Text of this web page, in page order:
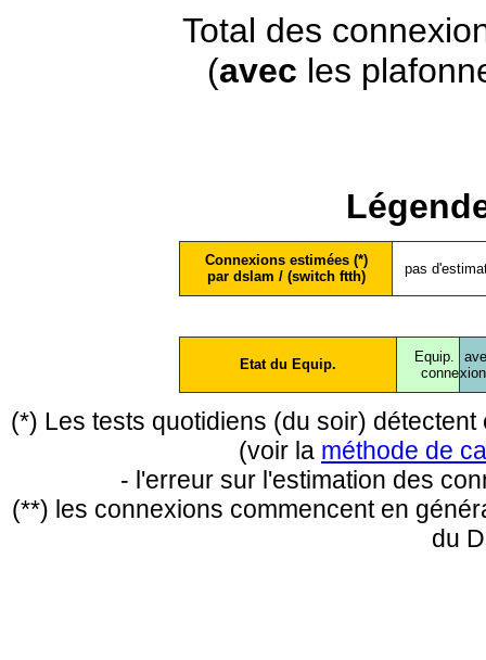
Total des
(avec les
Connexions estimées (*)
par dslam / (switch ftth)
pas
Etat du Equip.
Equip.
conne
(*) Les tests quotidiens (du soir)
(voir la méthode de
- l'erreur sur l'estimation des
(**) les connexions commencent en
du